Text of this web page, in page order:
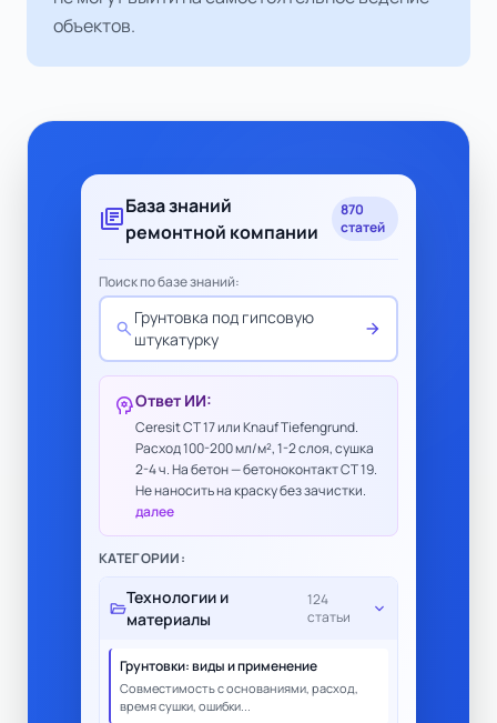
объектов.
library_booksБаза знаний
ремонтной компании
870
статей
Поиск по базе знаний:
search Грунтовка под гипсовую
штукатурку
arrow_forward
psychologyОтвет ИИ:
Ceresit CT 17 или Knauf Tiefengrund.
Расход 100-200 мл/м², 1-2 слоя, сушка
2-4 ч. На бетон — бетоноконтакт CT 19.
Не наносить на краску без зачистки.
далее
КАТЕГОРИИ:
folder_open
Технологии и
материалы
124
статьи
expand_more
Грунтовки: виды и применение
Совместимость с основаниями, расход,
время сушки, ошибки...